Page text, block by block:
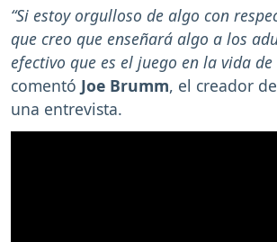
“Si estoy orgulloso de algo con
que creo que enseñará algo a los
efectivo que es el juego en la vida de
comentó Joe Brumm, el creador
una entrevista.